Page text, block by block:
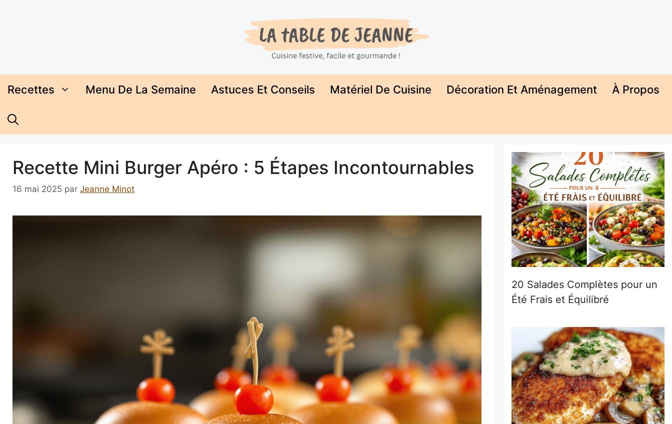
Recettes Menu De La Semaine Astuces Et Conseils Matériel De Cuisine Décoration Et Aménagement À Propos
Recette Mini Burger Apéro : 5 Étapes Incontournables
16 mai 2025 par Jeanne Minot
20 Salades Complètes pour un
Été Frais et Équilibré